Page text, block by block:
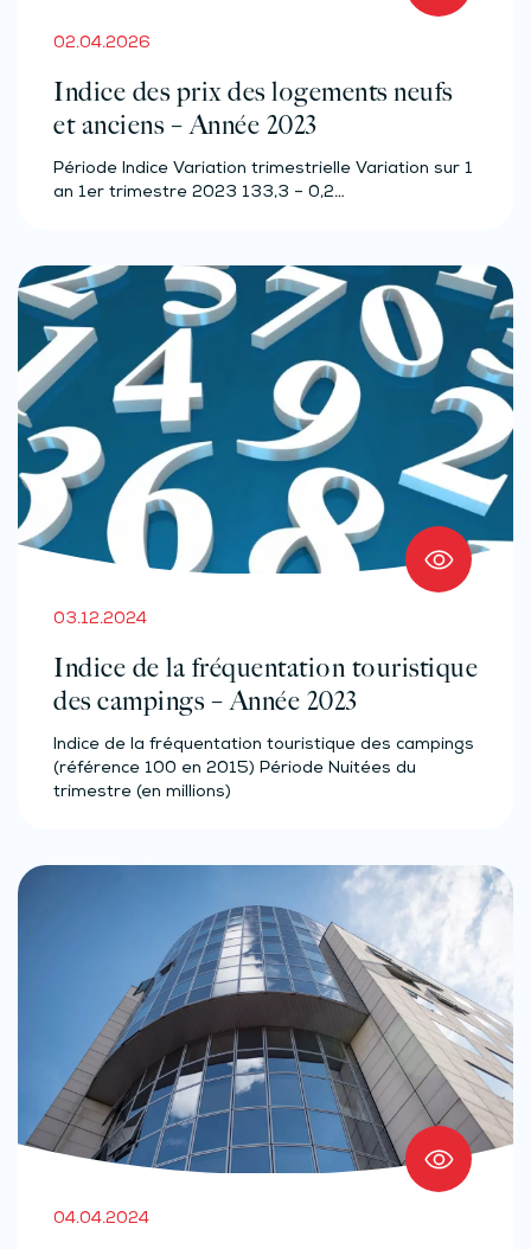
02.04.2026
Indice des prix des logements neufs
et anciens – Année 2023
Période Indice Variation trimestrielle Variation sur 1
an 1er trimestre 2023 133,3 – 0,2…
03.12.2024
Indice de la fréquentation touristique
des campings – Année 2023
Indice de la fréquentation touristique des campings
(référence 100 en 2015) Période Nuitées du
trimestre (en millions)
04.04.2024